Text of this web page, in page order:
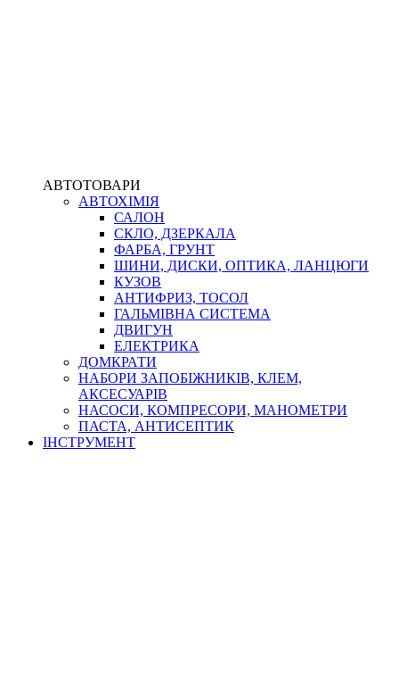
АВТОТОВАРИ
АВТОХІМІЯ
САЛОН
СКЛО, ДЗЕРКАЛА
ФАРБА, ГРУНТ
ШИНИ, ДИСКИ, ОПТИКА, ЛАНЦЮГИ
КУЗОВ
АНТИФРИЗ, ТОСОЛ
ГАЛЬМІВНА СИСТЕМА
ДВИГУН
ЕЛЕКТРИКА
ДОМКРАТИ
НАБОРИ ЗАПОБІЖНИКІВ, КЛЕМ,
АКСЕСУАРІВ
НАСОСИ, КОМПРЕСОРИ, МАНОМЕТРИ
ПАСТА, АНТИСЕПТИК
ІНСТРУМЕНТ